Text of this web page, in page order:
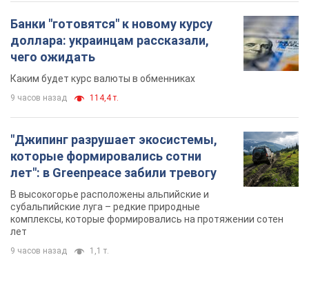
Банки "готовятся" к новому курсу
доллара: украинцам рассказали,
чего ожидать
Каким будет курс валюты в обменниках
9 часов назад 114,4 т.
"Джипинг разрушает экосистемы,
которые формировались сотни
лет": в Greenpeace забили тревогу
В высокогорье расположены альпийские и
субальпийские луга – редкие природные
комплексы, которые формировались на протяжении сотен
лет
9 часов назад 1,1 т.